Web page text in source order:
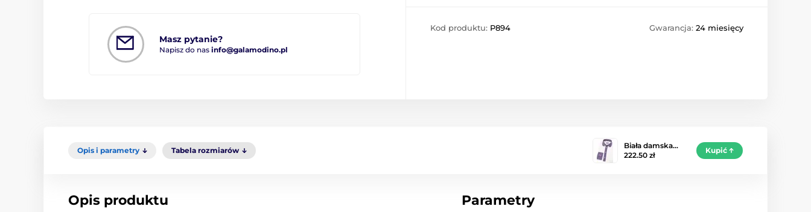
Masz pytanie?
Napisz do nas info@galamodino.pl
Kod produktu: P894 Gwarancja: 24 miesięcy
Opis i parametry Tabela rozmiarów
Biała damska…
222.50 zł
Kupić
Opis produktu Parametry